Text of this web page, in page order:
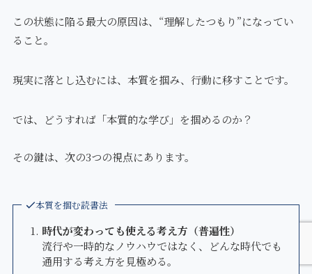
この状態に陥る最大の原因は、“理解したつもり”になってい
ること。
現実に落とし込むには、本質を掴み、行動に移すことです。
では、どうすれば「本質的な学び」を掴めるのか？
その鍵は、次の3つの視点にあります。
本質を掴む読書法
時代が変わっても使える考え方（普遍性）
流行や一時的なノウハウではなく、どんな時代でも
通用する考え方を見極める。